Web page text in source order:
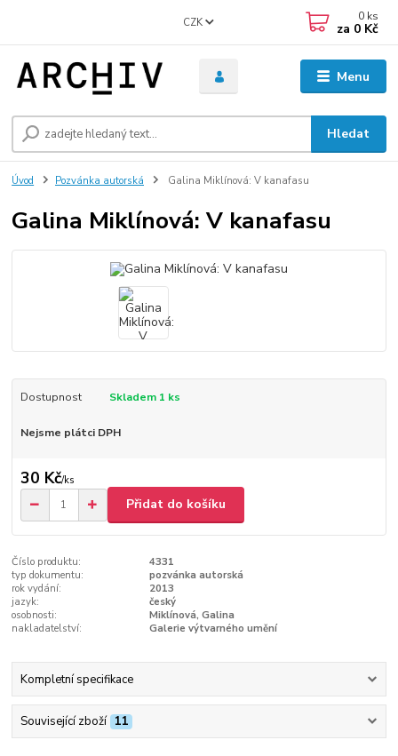
Menu
CZK
Hledat
0 ks
za 0 Kč
Úvod Pozvánka autorská Galina Miklínová: V kanafasu
Galina Miklínová: V kanafasu
Dostupnost Skladem 1 ks
Nejsme plátci DPH
30 Kč/ks
Přidat do košíku
Číslo produktu:
4331
typ dokumentu:
pozvánka autorská
rok vydání:
2013
jazyk:
český
osobnosti:
Miklínová, Galina
nakladatelství:
Galerie výtvarného umění
Kompletní specifikace
Související zboží 11